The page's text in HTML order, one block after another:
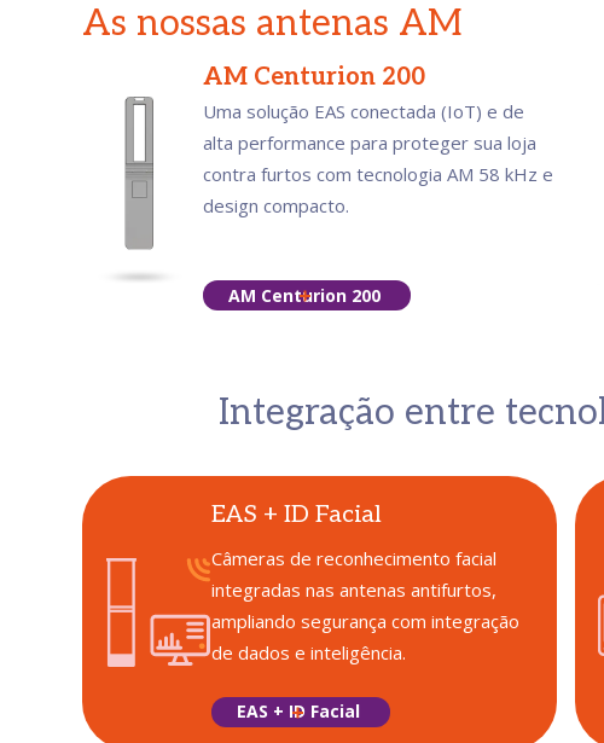
As nossas antenas AM
AM Centurion 200
Uma solução EAS conectada (IoT) e de
alta performance para proteger sua loja
contra furtos com tecnologia AM 58 kHz e
design compacto.
AM Centurion 200
Integração entre
EAS + ID Facial
Câmeras de reconhecimento facial
integradas nas antenas antifurtos,
ampliando segurança com integração
de dados e inteligência.
EAS + ID Facial